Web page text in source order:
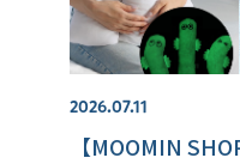
2026.07.11
【MOOMIN